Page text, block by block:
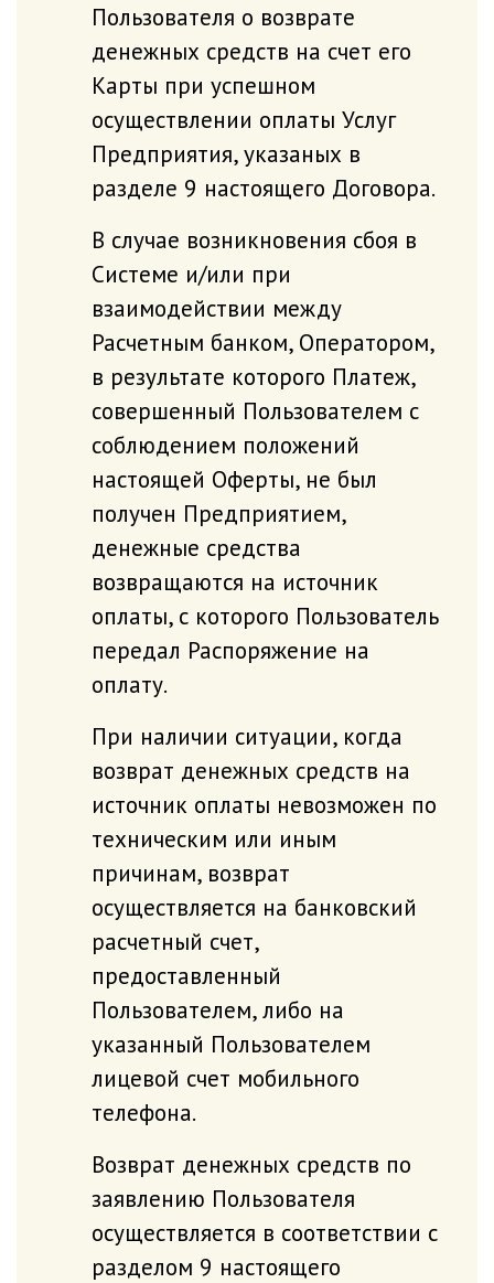
Пользователя о возврате
денежных средств на счет его
Карты при успешном
осуществлении оплаты Услуг
Предприятия, указаных в
разделе 9 настоящего Договора.
В случае возникновения сбоя в
Системе и/или при
взаимодействии между
Расчетным банком, Оператором,
в результате которого Платеж,
совершенный Пользователем с
соблюдением положений
настоящей Оферты, не был
получен Предприятием,
денежные средства
возвращаются на источник
оплаты, с которого Пользователь
передал Распоряжение на
оплату.
При наличии ситуации, когда
возврат денежных средств на
источник оплаты невозможен по
техническим или иным
причинам, возврат
осуществляется на банковский
расчетный счет,
предоставленный
Пользователем, либо на
указанный Пользователем
лицевой счет мобильного
телефона.
Возврат денежных средств по
заявлению Пользователя
осуществляется в соответствии с
разделом 9 настоящего